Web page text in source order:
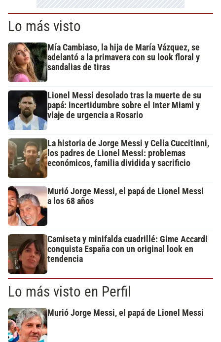
Lo más visto
Mía Cambiaso, la hija de María Vázquez, se
adelantó a la primavera con su look floral y
sandalias de tiras
Lionel Messi desolado tras la muerte de su
papá: incertidumbre sobre el Inter Miami y
viaje de urgencia a Rosario
La historia de Jorge Messi y Celia Cuccitinni,
los padres de Lionel Messi: problemas
económicos, familia dividida y sacrificio
Murió Jorge Messi, el papá de Lionel Messi
a los 68 años
Camiseta y minifalda cuadrillé: Gime Accardi
conquista España con un original look en
tendencia
Lo más visto en Perfil
Murió Jorge Messi, el papá de Lionel Messi